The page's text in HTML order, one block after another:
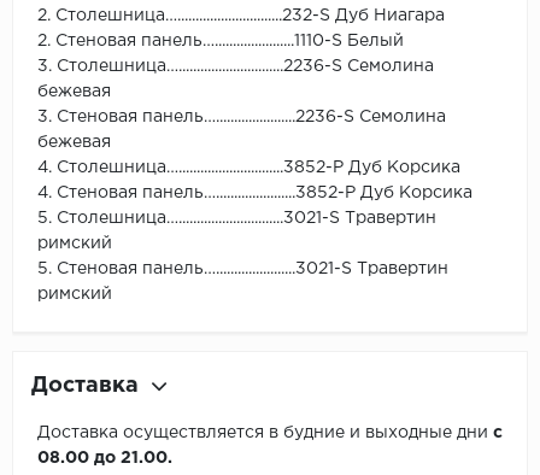
2. Столешница….............................232-S Дуб Ниагара
2. Стеновая панель…......................1110-S Белый
3. Столешница….............................2236-S Семолина
бежевая
3. Стеновая панель…......................2236-S Семолина
бежевая
4. Столешница….............................3852-Р Дуб Корсика
4. Стеновая панель…......................3852-Р Дуб Корсика
5. Столешница….............................3021-S Травертин
римский
5. Стеновая панель…......................3021-S Травертин
римский
Доставка
Доставка осуществляется в будние и выходные дни с
08.00 до 21.00.